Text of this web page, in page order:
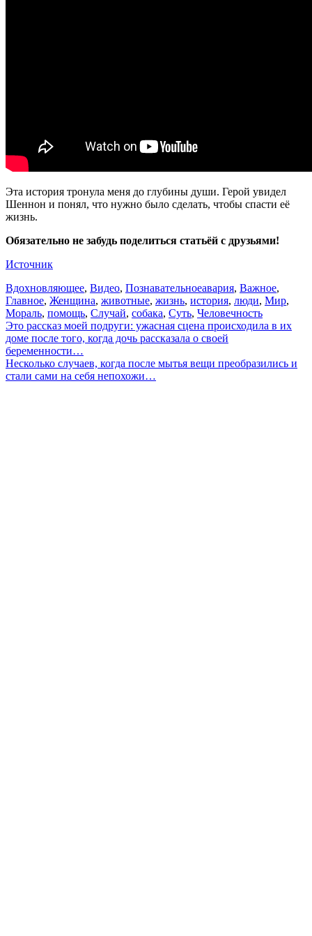
Эта история тронула меня до глубины души. Герой увидел
Шеннон и понял, что нужно было сделать, чтобы спасти её
жизнь.
Обязательно не забудь поделиться статьёй с друзьями!
Источник
Вдохновляющее, Видео, Познавательноеавария, Важное,
Главное, Женщина, животные, жизнь, история, люди, Мир,
Мораль, помощь, Случай, собака, Суть, Человечность
Навигация
по
записям
Это рассказ моей подруги: ужасная сцена происходила в их
доме после того, когда дочь рассказала о своей
беременности…
Несколько случаев, когда после мытья вещи преобразились и
стали сами на себя непохожи…